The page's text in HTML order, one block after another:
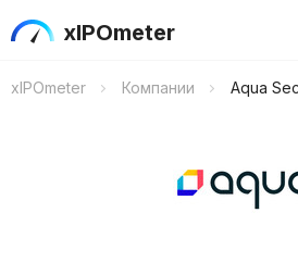
xIPOmeter
xIPOmeter Компании Aqua